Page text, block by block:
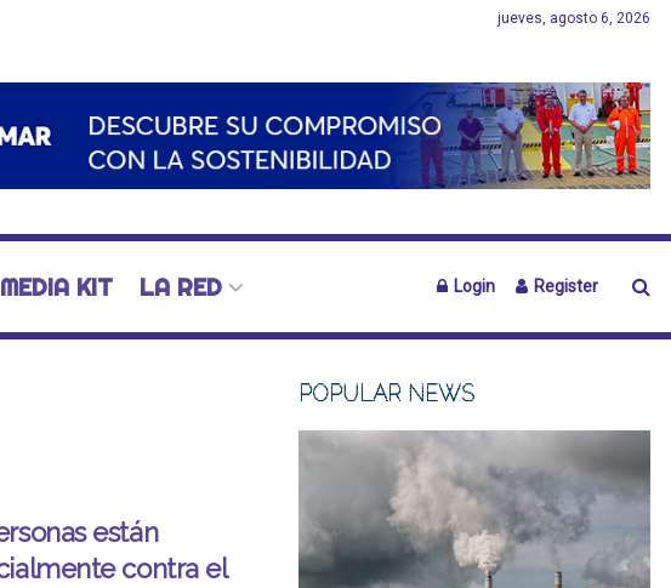
jueves, agosto 6, 2026
MEDIA KIT LA RED Login Register
están
contra el
POPULAR NEWS